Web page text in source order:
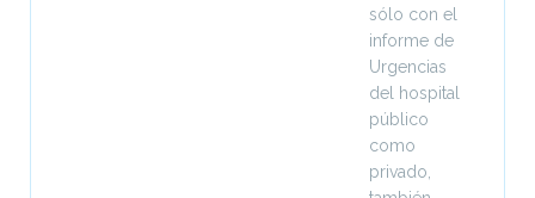
sólo con el
informe de
Urgencias
del hospital
público
como
privado,